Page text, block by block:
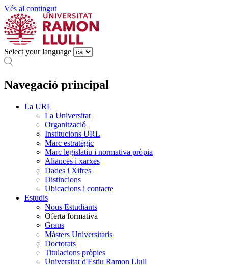
Vés al contingut
Select your language
Navegació principal
La URL
La Universitat
Organització
Institucions URL
Marc estratègic
Marc legislatiu i normativa pròpia
Aliances i xarxes
Dades i Xifres
Distincions
Ubicacions i contacte
Estudis
Nous Estudiants
Oferta formativa
Graus
Màsters Universitaris
Doctorats
Titulacions pròpies
Universitat d'Estiu Ramon Llull